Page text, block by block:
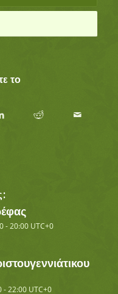
το
-20:00 UTC+0
-22:00 UTC+0